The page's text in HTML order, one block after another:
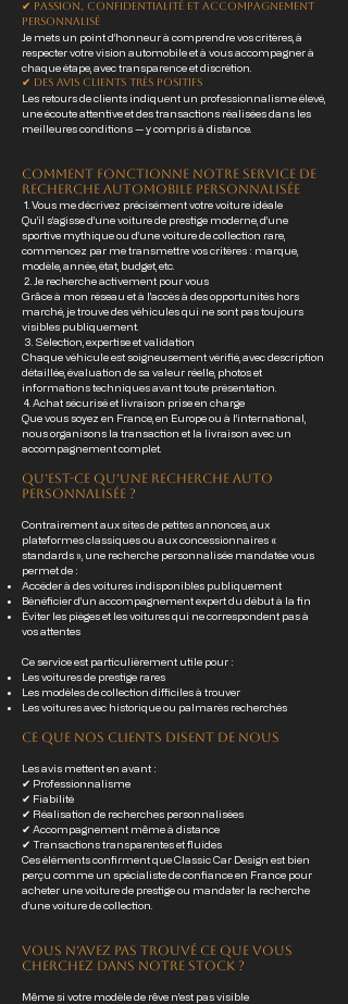
✔ Passion, confidentialité et accompagnement
personnalisé
Je mets un point d’honneur à comprendre vos critères, à
respecter votre vision automobile et à vous accompagner à
chaque étape, avec transparence et discrétion.
✔ Des avis clients très positifs
Les retours de clients indiquent un professionnalisme élevé,
une écoute attentive et des transactions réalisées dans les
meilleures conditions — y compris à distance.
Comment fonctionne notre service de
recherche automobile personnalisée
1. Vous me décrivez précisément votre voiture idéale
Qu’il s’agisse d’une voiture de prestige moderne, d’une
sportive mythique ou d’une voiture de collection rare,
commencez par me transmettre vos critères : marque,
modèle, année, état, budget, etc.
2. Je recherche activement pour vous
Grâce à mon réseau et à l'accès à des opportunités hors
marché, je trouve des véhicules qui ne sont pas toujours
visibles publiquement.
3. Sélection, expertise et validation
Chaque véhicule est soigneusement vérifié, avec description
détaillée, évaluation de sa valeur réelle, photos et
informations techniques avant toute présentation.
4. Achat sécurisé et livraison prise en charge
Que vous soyez en France, en Europe ou à l’international,
nous organisons la transaction et la livraison avec un
accompagnement complet.
Qu’est-ce qu’une recherche auto
personnalisée ?
Contrairement aux sites de petites annonces, aux
plateformes classiques ou aux concessionnaires «
standards », une recherche personnalisée mandatée vous
permet de :
Accéder à des voitures indisponibles publiquement
Bénéficier d’un accompagnement expert du début à la fin
Éviter les pièges et les voitures qui ne correspondent pas à
vos attentes
Ce service est particulièrement utile pour :
Les voitures de prestige rares
Les modèles de collection difficiles à trouver
Les voitures avec historique ou palmarès recherchés
Ce que nos clients disent de nous
Les avis mettent en avant :
✔ Professionnalisme
✔ Fiabilité
✔ Réalisation de recherches personnalisées
✔ Accompagnement même à distance
✔ Transactions transparentes et fluides
Ces éléments confirment que Classic Car Design est bien
perçu comme un spécialiste de confiance en France pour
acheter une voiture de prestige ou mandater la recherche
d’une voiture de collection.
Vous n’avez pas trouvé ce que vous
cherchez dans notre stock ?
Même si votre modèle de rêve n’est pas visible